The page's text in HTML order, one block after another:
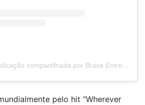
Uma publicação compartilhada por Brava Entretenimento (@brava_entretenimento)
pelo hit “Wherever